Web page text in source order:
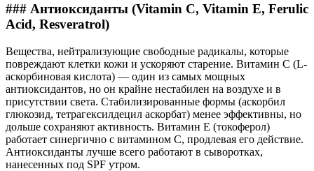
### Антиоксиданты (Vitamin C, Vitamin E, Ferulic
Acid, Resveratrol)
Вещества, нейтрализующие свободные радикалы, которые
повреждают клетки кожи и ускоряют старение. Витамин C (L-
аскорбиновая кислота) — один из самых мощных
антиоксидантов, но он крайне нестабилен на воздухе и в
присутствии света. Стабилизированные формы (аскорбил
глюкозид, тетрагексилдецил аскорбат) менее эффективны, но
дольше сохраняют активность. Витамин E (токоферол)
работает синергично с витамином C, продлевая его действие.
Антиоксиданты лучше всего работают в сыворотках,
нанесенных под SPF утром.